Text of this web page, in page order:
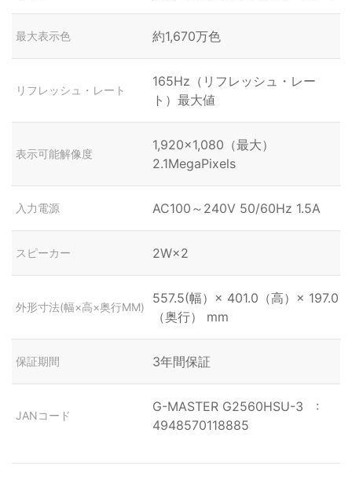
最大表示色 約1,670万色
リフレッシュ・レート
165Hz（リフレッシュ・レー
ト）最大値
表示可能解像度
1,920×1,080（最大）
2.1MegaPixels
入力電源 AC100～240V 50/60Hz 1.5A
スピーカー 2W×2
外形寸法(幅×高×奥行MM)
557.5(幅）× 401.0（高）× 197.0
（奥行） mm
保証期間 3年間保証
JANコード
G-MASTER G2560HSU-3 :
4948570118885